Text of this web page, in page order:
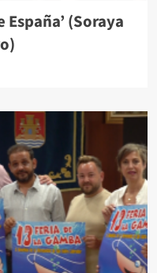
España’ (Soraya